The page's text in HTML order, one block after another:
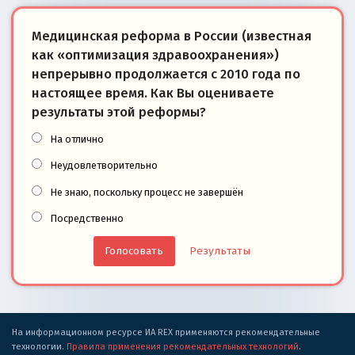
Медицинская реформа в России (известная
как «оптимизация здравоохранения»)
непрерывно продолжается с 2010 года по
настоящее время. Как Вы оцениваете
результаты этой реформы?
На отлично
Неудовлетворительно
Не знаю, поскольку процесс не завершён
Посредственно
Результаты
На информационном ресурсе ИА REX применяются рекомендательные
технологии. Правила применения рекомендательных технологий.